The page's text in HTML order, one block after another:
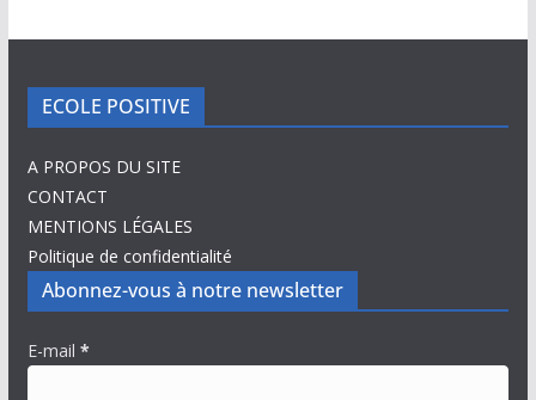
ECOLE POSITIVE
A PROPOS DU SITE
CONTACT
MENTIONS LÉGALES
Politique de confidentialité
Abonnez-vous à notre newsletter
E-mail *